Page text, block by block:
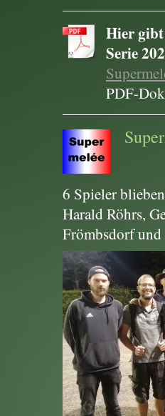
Hier gibt
Serie
PDF-
6 Spieler
Harald Röhrs,
Frömbsdorf